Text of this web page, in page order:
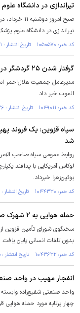
تیراندازی در دانشگاه علوم پزشکی
صبح امروز
تیراندازی در دانشگاه علوم
کد خبر: ۱۰۵۰۵۷۰ تاریخ انتشار : ۱۴۰۵/۰۳/۱۱
گرفتار شدن ۲۵ گردشگر در دره خوردلان الموت
الموت خبر داد.
کد خبر: ۱۰۴۹۰۱۱ تاریخ انتشار : ۱۴۰۵/۰۲/۲۶
سپاه قزوین: یک فروند
شد
روابط عمومی سپاه صاحب
لوکاس آمریکایی با پدافند
بوئین‌زهرا خبرداد.
کد خبر: ۱۰۴۴۳۳۰ تاریخ انتشار : ۱۴۰۵/۰۱/۱۲
حمله هوایی به ۲ شهرک صنعتی قزوین
سخنگوی شورای تأمین قزوین
بدون تلفات انسانی پایان یافت.
کد خبر: ۱۰۴۳۶۳۲ تاریخ انتشار : ۱۴۰۵/۰۱/۰۵
انفجار مهیب در واحد
واحد صنعتی شفیع‌زاده وابسته
چهار پرتابه مورد حمله هوایی